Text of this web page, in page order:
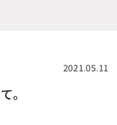
2021.05.11
。